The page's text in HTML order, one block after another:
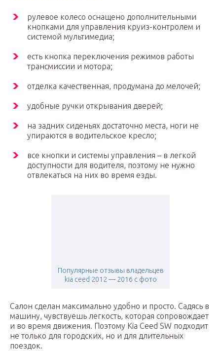
рулевое колесо оснащено дополнительными
кнопками для управления круиз-контролем и
системой мультимедиа;
есть кнопка переключения режимов работы
трансмиссии и мотора;
отделка качественная, продумана до мелочей;
удобные ручки открывания дверей;
на задних сиденьях достаточно места, ноги не
упираются в водительское кресло;
все кнопки и системы управления – в легкой
доступности для водителя, поэтому не нужно
отвлекаться на них во время езды.
Популярные отзывы владельцев
kia ceed 2012 — 2016 с фото
Салон сделан максимально удобно и просто. Садясь в
машину, чувствуешь легкость, которая сопровождает
и во время движения. Поэтому Kia Ceed SW подходит
не только для городских, но и для длительных
поездок.